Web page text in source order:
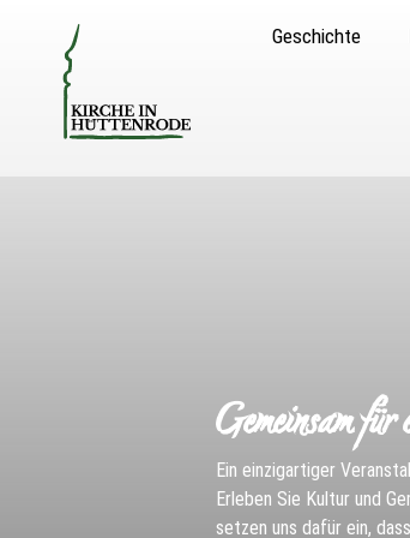
Geschichte
Gemeinsam
Ein einzigartiger
Erleben Sie Kultur und
setzen uns dafür ein,